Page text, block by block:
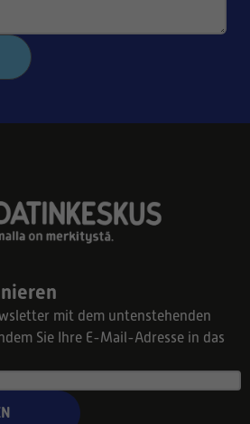
mit dem untenstehenden
Sie Ihre E-Mail-Adresse in das